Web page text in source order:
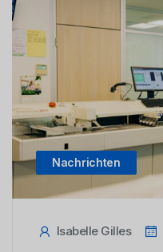
Nachrichten
Isabelle Gilles